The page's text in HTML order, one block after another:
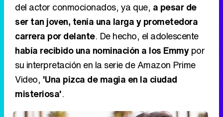
del actor conmocionados, ya que, a pesar de
ser tan joven, tenía una larga y prometedora
carrera por delante. De hecho, el adolescente
había recibido una nominación a los Emmypor
su interpretación en la serie de Amazon Prime
Video, 'Una pizca de magia en la ciudad
misteriosa'.